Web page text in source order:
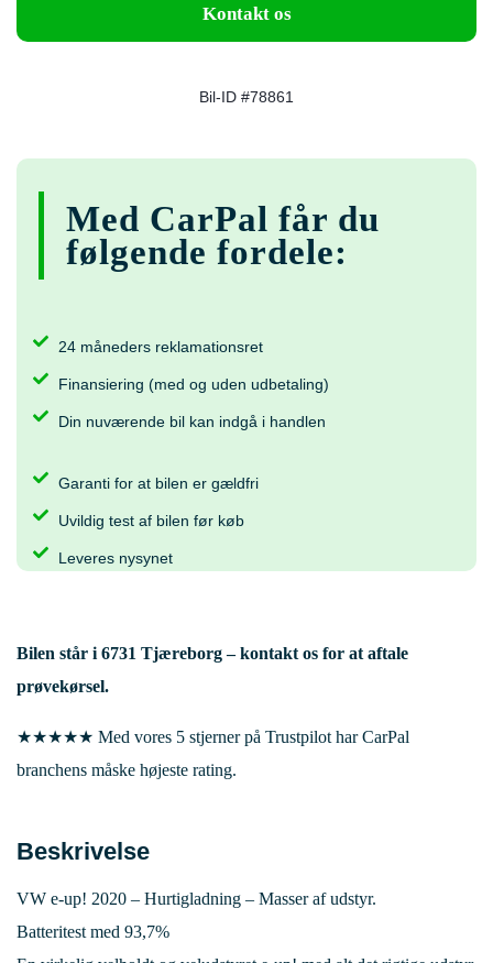
Kontakt os
Bil-ID #78861
Med CarPal får du
følgende fordele:
24 måneders reklamationsret
Finansiering (med og uden udbetaling)
Din nuværende bil kan indgå i handlen
Garanti for at bilen er gældfri
Uvildig test af bilen før køb
Leveres nysynet
Bilen står i 6731 Tjæreborg– kontakt os for at aftale
prøvekørsel.
★★★★★ Med vores 5 stjerner på Trustpilot har CarPal
branchens måske højeste rating.
Beskrivelse
VW e-up! 2020 – Hurtigladning – Masser af udstyr.
Batteritest med 93,7%